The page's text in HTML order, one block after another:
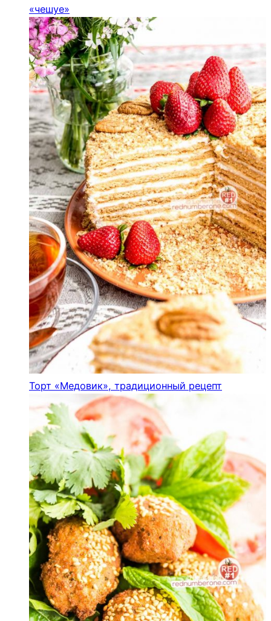
«чешуе»
Торт «Медовик», традиционный рецепт